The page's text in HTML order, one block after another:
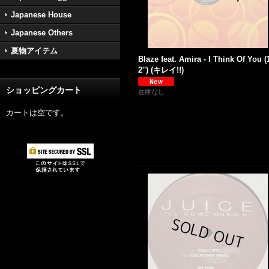
Japanese House
Japanese Others
夏物アイテム
ショッピングカート
カートは空です。
Blaze feat. Amira - I Think Of You
2'') (キレイ!!)
在庫なし